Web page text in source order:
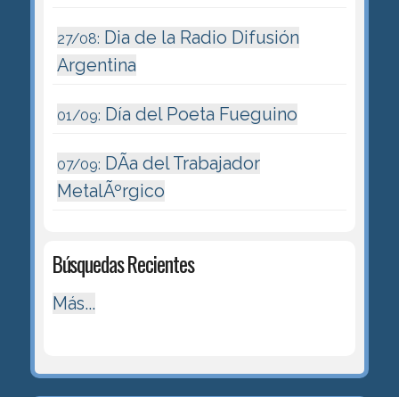
27/08: Dia de la Radio Difusión
Argentina
01/09: Día del Poeta Fueguino
07/09: DÃ­a del Trabajador
MetalÃºrgico
Búsquedas Recientes
Más...